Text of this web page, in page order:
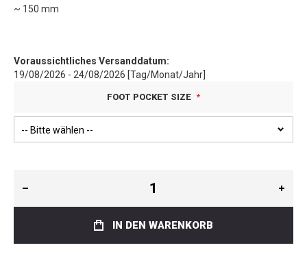
~ 150 mm
Voraussichtliches Versanddatum:
19/08/2026 - 24/08/2026 [Tag/Monat/Jahr]
FOOT POCKET SIZE
IN DEN WARENKORB